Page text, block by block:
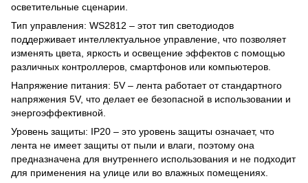
осветительные сценарии.
Тип управления: WS2812 – этот тип светодиодов
поддерживает интеллектуальное управление, что позволяет
изменять цвета, яркость и освещение эффектов с помощью
различных контроллеров, смартфонов или компьютеров.
Напряжение питания: 5V – лента работает от стандартного
напряжения 5V, что делает ее безопасной в использовании и
энергоэффективной.
Уровень защиты: IP20 – это уровень защиты означает, что
лента не имеет защиты от пыли и влаги, поэтому она
предназначена для внутреннего использования и не подходит
для применения на улице или во влажных помещениях.